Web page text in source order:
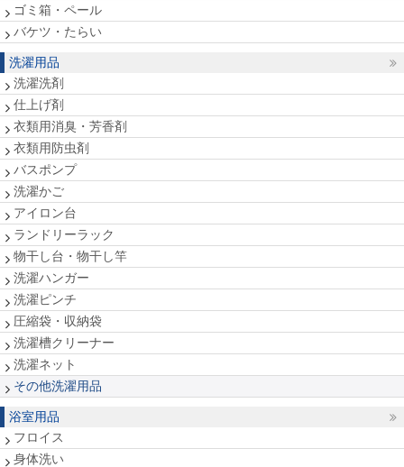
ゴミ箱・ペール
バケツ・たらい
洗濯用品
洗濯洗剤
仕上げ剤
衣類用消臭・芳香剤
衣類用防虫剤
バスポンプ
洗濯かご
アイロン台
ランドリーラック
物干し台・物干し竿
洗濯ハンガー
洗濯ピンチ
圧縮袋・収納袋
洗濯槽クリーナー
洗濯ネット
その他洗濯用品
浴室用品
フロイス
身体洗い